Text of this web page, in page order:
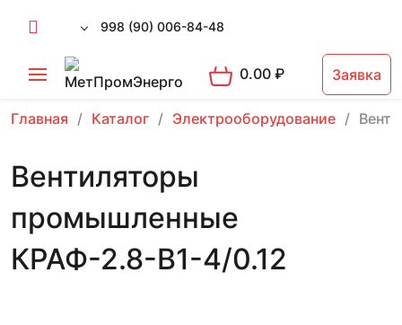
998 (90) 006-84-48
0.00₽ Заявка
Главная Каталог Электрооборудование
Вентиляторы
промышленные
КРАФ-2.8-В1-4/0.12